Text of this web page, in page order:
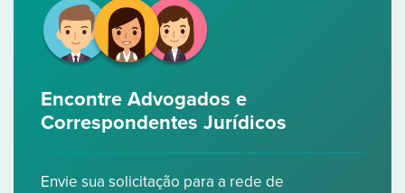
Encontre Advogados e
Correspondentes Jurídicos
Envie sua solicitação para a rede de